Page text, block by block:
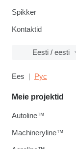
Spikker
Kontaktid
Eesti / eesti
Ees Рус
Meie projektid
Autoline™
Machineryline™